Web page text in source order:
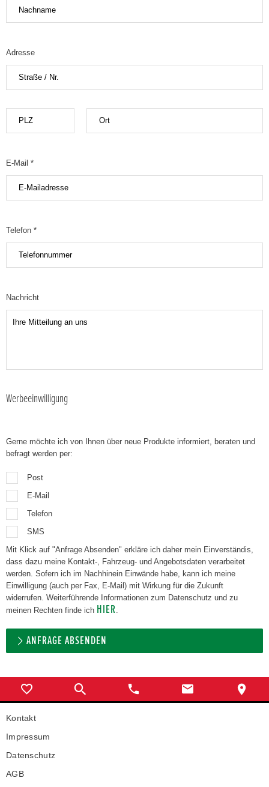
Adresse
E-Mail *
Telefon *
Nachricht
Werbeeinwilligung
Gerne möchte ich von Ihnen über neue Produkte informiert, beraten und
befragt werden per:
Post
E-Mail
Telefon
SMS
Mit Klick auf "Anfrage Absenden" erkläre ich daher mein Einverständis,
dass dazu meine Kontakt-, Fahrzeug- und Angebotsdaten verarbeitet
werden. Sofern ich im Nachhinein Einwände habe, kann ich meine
Einwilligung (auch per Fax, E-Mail) mit Wirkung für die Zukunft
widerrufen. Weiterführende Informationen zum Datenschutz und zu
meinen Rechten finde ich HIER
ANFRAGE ABSENDEN
Kontakt
Impressum
Datenschutz
AGB